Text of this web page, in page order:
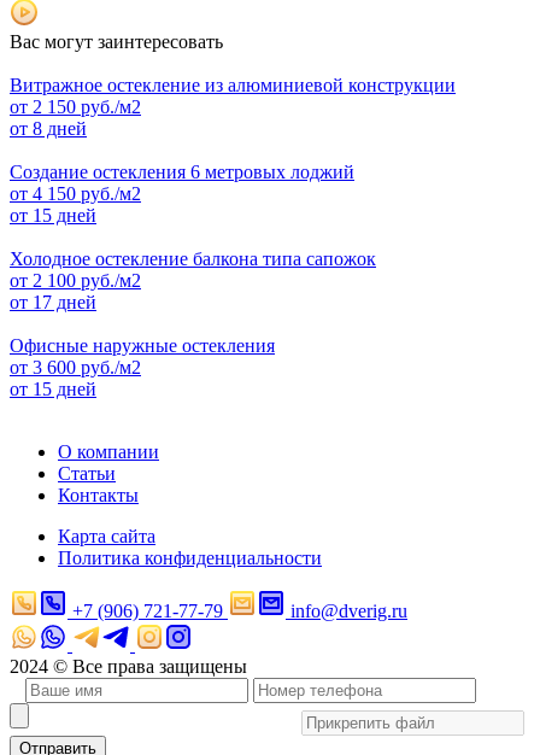
Вас могут заинтересовать
Витражное остекление из алюминиевой конструкции
от 2 150 руб./м2
от 8 дней
Создание остекления 6 метровых лоджий
от 4 150 руб./м2
от 15 дней
Холодное остекление балкона типа сапожок
от 2 100 руб./м2
от 17 дней
Офисные наружные остекления
от 3 600 руб./м2
от 15 дней
О компании
Статьи
Контакты
Карта сайта
Политика конфиденциальности
+7 (906) 721-77-79 info@dverig.ru
2024 © Все права защищены
Отправить